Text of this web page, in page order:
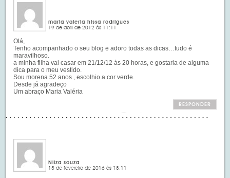
maria valeria hissa rodrigues
19 de abril de 2012 às 11:11
Olá,
Tenho acompanhado o seu blog e adoro todas as dicas…tudo é
maravilhoso.
a minha filha vai casar em 21/12/12 às 20 horas, e gostaria de alguma
dica para o meu vestido.
Sou morena 52 anos , escolhio a cor verde.
Desde já agradeço
Um abraço Maria Valéria
RESPONDER
Nilza souza
15 de fevereiro de 2016 às 18:11